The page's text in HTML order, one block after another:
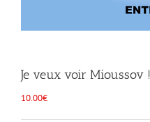
Je veux voir Mioussov !
10.00€